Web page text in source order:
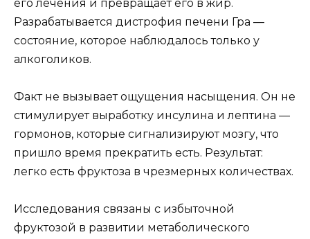
его лечения и превращает его в жир.
Разрабатывается дистрофия печени Гра —
состояние, которое наблюдалось только у
алкоголиков.
Факт не вызывает ощущения насыщения. Он не
стимулирует выработку инсулина и лептина —
гормонов, которые сигнализируют мозгу, что
пришло время прекратить есть. Результат:
легко есть фруктоза в чрезмерных количествах.
Исследования связаны с избыточной
фруктозой в развитии метаболического